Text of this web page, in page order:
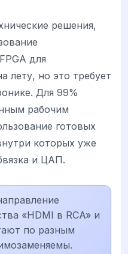
решения,
для
лету, но это требует
Для 99%
рабочим
готовых
которых уже
и ЦАП.
«HDMI в RCA» и
по разным